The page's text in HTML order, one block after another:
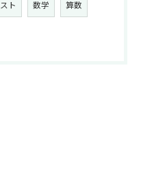
ト 数学 算数